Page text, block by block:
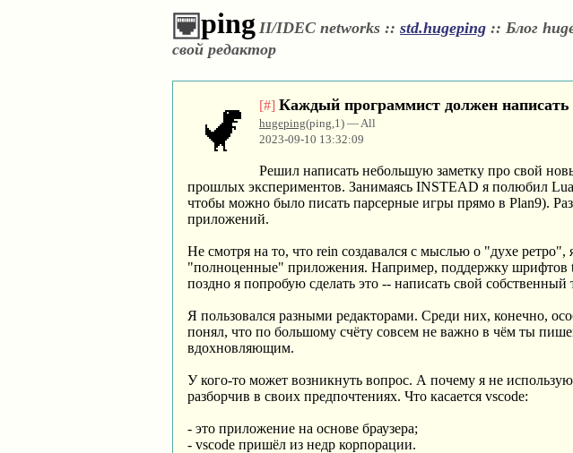
ping II/IDEC networks :: std.hugeping :: Блог
свой редактор
[#] Каждый программист должен написать
hugeping(ping,1) — All
2023-09-10 13:32:09
Решил написать небольшую заметку про свой
прошлых экспериментов. Занимаясь INSTEAD я полюбил
чтобы можно было писать парсерные игры прямо в Plan9).
приложений.
Не смотря на то, что rein создавался с мыслью о "духе
"полноценные" приложения. Например, поддержку шрифтов
поздно я попробую сделать это -- написать свой собственный
Я пользовался разными редакторами. Среди них, конечно,
понял, что по большому счёту совсем не важно в чём ты
вдохновляющим.
У кого-то может возникнуть вопрос. А почему я не
разборчив в своих предпочтениях. Что касается vscode:
- это приложение на основе браузера;
- vscode пришёл из недр корпорации.